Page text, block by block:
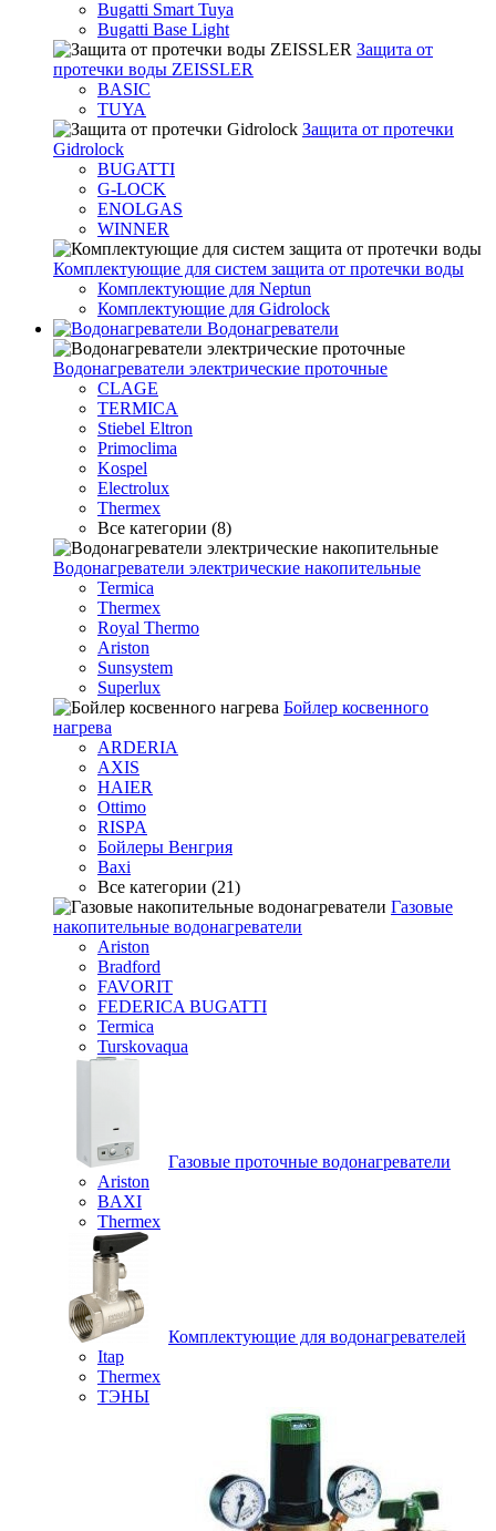
Bugatti Smart Tuya
Bugatti Base Light
Защита от
протечки воды ZEISSLER
BASIC
TUYA
Защита от протечки
Gidrolock
BUGATTI
G-LOCK
ENOLGAS
WINNER
Комплектующие для систем защита от протечки воды
Комплектующие для Neptun
Комплектующие для Gidrolock
Водонагреватели
Водонагреватeли электрические проточные
CLAGE
TERMICA
Stiebel Eltron
Primoclima
Kospel
Electrolux
Thermex
Все категории (8)
Водонагреватели электрические накопительные
Termica
Thermex
Royal Thermo
Ariston
Sunsystem
Superlux
Бойлер косвенного
нагрева
ARDERIA
AXIS
HAIER
Ottimo
RISPA
Бойлеры Венгрия
Baxi
Все категории (21)
Газовые
накопительные водонагреватели
Ariston
Bradford
FAVORIT
FEDERICA BUGATTI
Termica
Turskovaqua
Газовые проточные водонагреватели
Ariston
BAXI
Thermex
Комплектующие для водонагревателей
Itap
Thermex
ТЭНЫ